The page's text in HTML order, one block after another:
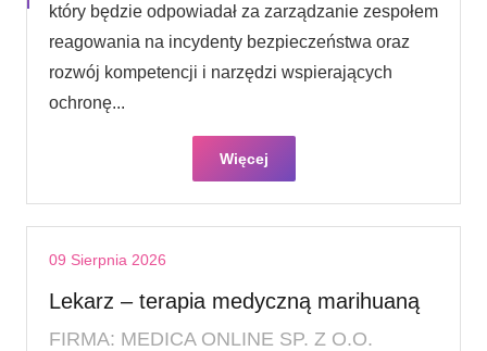
który będzie odpowiadał za zarządzanie zespołem
reagowania na incydenty bezpieczeństwa oraz
rozwój kompetencji i narzędzi wspierających
ochronę...
Więcej
09 Sierpnia 2026
Lekarz – terapia medyczną marihuaną
FIRMA: MEDICA ONLINE SP. Z O.O.